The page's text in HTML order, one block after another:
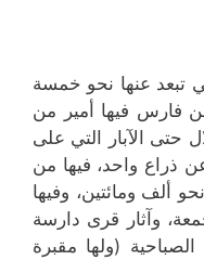
تبعد عنها نحو خمسة
فارس فيها أمير من
حتى الآبار التي على
ذراع واحد، فيها من
ألف ومائتين، وفيها
وآثار قرى دارسة
(ولها مقبرة